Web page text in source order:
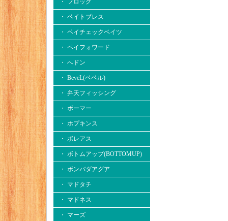
・ フロッグ
・ ベイトブレス
・ ペイチェックベイツ
・ ペイフォワード
・ へドン
・ BeveL(ベベル)
・ 弁天フィッシング
・ ボーマー
・ ホプキンス
・ ボレアス
・ ボトムアップ(BOTTOMUP)
・ ボンバダアグア
・ マドタチ
・ マドネス
・ マーズ